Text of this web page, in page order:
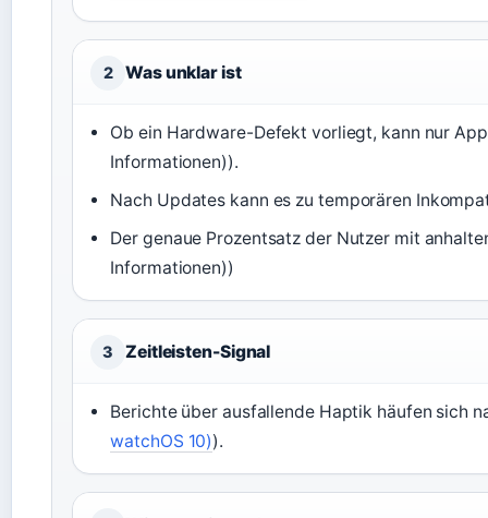
2 Was unklar ist
Ob ein Hardware-Defekt vorliegt, kann nur
Informationen)).
Nach Updates kann es zu temporären
Der genaue Prozentsatz der Nutzer mit
Informationen))
3 Zeitleisten-Signal
Berichte über ausfallende Haptik häufen sich
watchOS 10)).